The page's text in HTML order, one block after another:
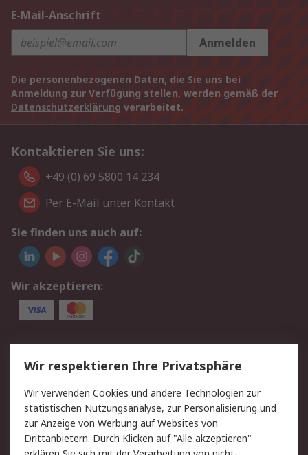
E-Mail-Anschrift
Anmelden
Die personenbezogenen Daten, die Sie uns bei
Anmeldung zur Verfügung stellen, werden gemäß der
Datenschutzerklärung verarbeitet.
Kontaktieren Sie uns:
+49 (0) 69 5800 14 234
Per E-Mail unter Kontakt
Sie finden uns auch auf:
Wir akzeptieren:
Service
Value Added Services
Lieferlösungen
Rücksendungen
Kontakt
Hilfe
Privatkunden
Rechtliches
Wir respektieren Ihre Privatsphäre
Wir verwenden Cookies und andere Technologien zur
statistischen Nutzungsanalyse, zur Personalisierung und
zur Anzeige von Werbung auf Websites von
Drittanbietern. Durch Klicken auf "Alle akzeptieren"